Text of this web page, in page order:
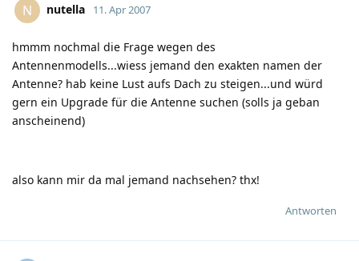
N nutella 11. Apr 2007
hmmm nochmal die Frage wegen des
Antennenmodells...wiess jemand den exakten namen der
Antenne? hab keine Lust aufs Dach zu steigen...und würd
gern ein Upgrade für die Antenne suchen (solls ja geban
anscheinend)
also kann mir da mal jemand nachsehen? thx!
Antworten